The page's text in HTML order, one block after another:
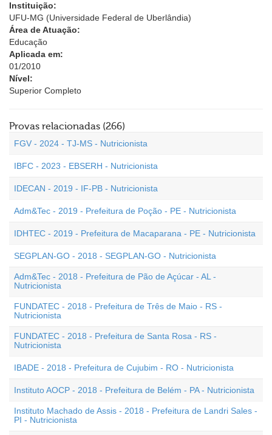
Instituição:
UFU-MG (Universidade Federal de Uberlândia)
Área de Atuação:
Educação
Aplicada em:
01/2010
Nível:
Superior Completo
Provas relacionadas (266)
FGV - 2024 - TJ-MS - Nutricionista
IBFC - 2023 - EBSERH - Nutricionista
IDECAN - 2019 - IF-PB - Nutricionista
Adm&Tec - 2019 - Prefeitura de Poção - PE - Nutricionista
IDHTEC - 2019 - Prefeitura de Macaparana - PE - Nutricionista
SEGPLAN-GO - 2018 - SEGPLAN-GO - Nutricionista
Adm&Tec - 2018 - Prefeitura de Pão de Açúcar - AL -
Nutricionista
FUNDATEC - 2018 - Prefeitura de Três de Maio - RS -
Nutricionista
FUNDATEC - 2018 - Prefeitura de Santa Rosa - RS -
Nutricionista
IBADE - 2018 - Prefeitura de Cujubim - RO - Nutricionista
Instituto AOCP - 2018 - Prefeitura de Belém - PA - Nutricionista
Instituto Machado de Assis - 2018 - Prefeitura de Landri Sales -
PI - Nutricionista